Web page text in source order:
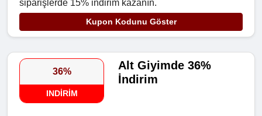
siparişlerde 15% indirim kazanın.
Kupon Kodunu Göster
36%
INDIRIM
Alt Giyimde 36%
İndirim